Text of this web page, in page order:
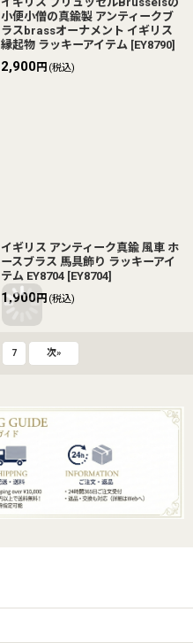
小便小僧の真鍮製 アンティークブ
ラスbrassオーナメント イギリス
縁起物 ラッキーアイテム [EY8790]
2,900円 (税込)
イギリス アンティーク真鍮 風車 ホ
ースブラス 馬具飾り ラッキーアイ
テム EY8704 [EY8704]
1,900円 (税込)
7 次»